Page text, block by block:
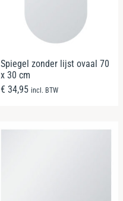
Spiegel zonder lijst ovaal 70
x 30 cm
€ 34,95 incl. BTW